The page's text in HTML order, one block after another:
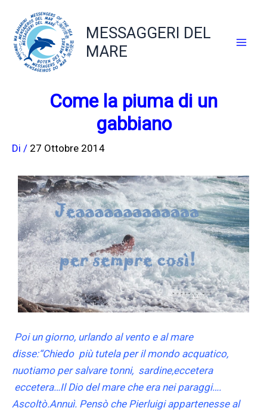
contenuto
MESSAGGERI DEL
MARE
Come la piuma di un
gabbiano
Di / 27 Ottobre 2014
Poi un giorno, urlando al vento e al mare
disse:“Chiedo più tutela per il mondo acquatico,
nuotiamo per salvare tonni, sardine,eccetera
eccetera…Il Dio del mare che era nei paraggi….
Ascoltò.Annuì. Pensò che Pierluigi appartenesse al